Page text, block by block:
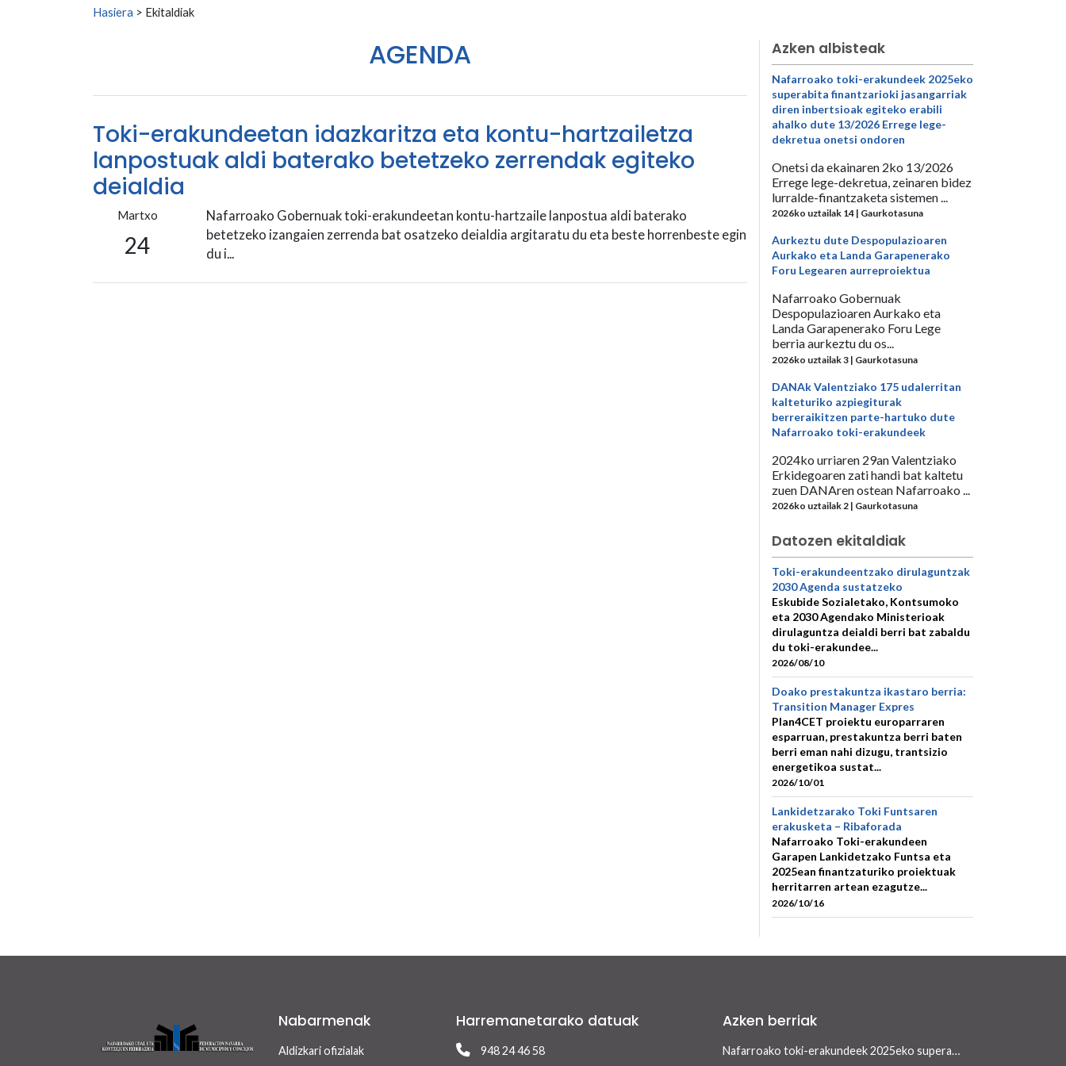
Search for:
Hasiera > Ekitaldiak
AGENDA
Toki-erakundeetan idazkaritza eta kontu-hartzailetza
lanpostuak aldi baterako betetzeko zerrendak egiteko
deialdia
Martxo
24
Nafarroako Gobernuak toki-erakundeetan kontu-hartzaile lanpostua aldi baterako
betetzeko izangaien zerrenda bat osatzeko deialdia argitaratu du eta beste horrenbeste egin
du i...
Azken albisteak
Nafarroako toki-erakundeek 2025eko
superabita finantzarioki jasangarriak
diren inbertsioak egiteko erabili
ahalko dute 13/2026 Errege lege-
dekretua onetsi ondoren
Onetsi da ekainaren 2ko 13/2026
Errege lege-dekretua, zeinaren bidez
lurralde-finantzaketa sistemen ...
2026ko uztailak 14 | Gaurkotasuna
Aurkeztu dute Despopulazioaren
Aurkako eta Landa Garapenerako
Foru Legearen aurreproiektua
Nafarroako Gobernuak
Despopulazioaren Aurkako eta
Landa Garapenerako Foru Lege
berria aurkeztu du os...
2026ko uztailak 3 | Gaurkotasuna
DANAk Valentziako 175 udalerritan
kalteturiko azpiegiturak
berreraikitzen parte-hartuko dute
Nafarroako toki-erakundeek
2024ko urriaren 29an Valentziako
Erkidegoaren zati handi bat kaltetu
zuen DANAren ostean Nafarroako ...
2026ko uztailak 2 | Gaurkotasuna
Datozen ekitaldiak
Toki-erakundeentzako dirulaguntzak
2030 Agenda sustatzeko
Eskubide Sozialetako, Kontsumoko
eta 2030 Agendako Ministerioak
dirulaguntza deialdi berri bat zabaldu
du toki-erakundee...
2026/08/10
Doako prestakuntza ikastaro berria:
Transition Manager Expres
Plan4CET proiektu europarraren
esparruan, prestakuntza berri baten
berri eman nahi dizugu, trantsizio
energetikoa sustat...
2026/10/01
Lankidetzarako Toki Funtsaren
erakusketa – Ribaforada
Nafarroako Toki-erakundeen
Garapen Lankidetzako Funtsa eta
2025ean finantzaturiko proiektuak
herritarren artean ezagutze...
2026/10/16
Nabarmenak
Aldizkari ofizialak
Harremanetarako datuak
948 24 46 58
Azken berriak
Nafarroako toki-erakundeek 2025eko superabita finantzarioki jasangarriak diren inbertsioak egiteko erabili ahalko dute 13/2026 Errege lege-dekretua onetsi ondoren